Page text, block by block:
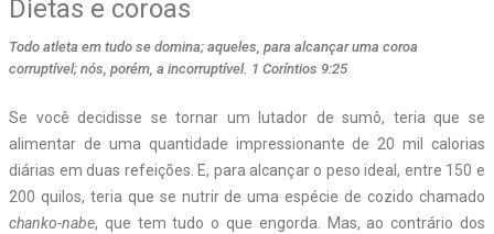
Dietas e coroas
Todo atleta em tudo se domina; aqueles, para alcançar uma coroa
corruptível; nós, porém, a incorruptível. 1 Coríntios 9:25
Se você decidisse se tornar um lutador de sumô, teria que se
alimentar de uma quantidade impressionante de 20 mil calorias
diárias em duas refeições. E, para alcançar o peso ideal, entre 150 e
200 quilos, teria que se nutrir de uma espécie de cozido chamado
chanko-nabe, que tem tudo o que engorda. Mas, ao contrário dos